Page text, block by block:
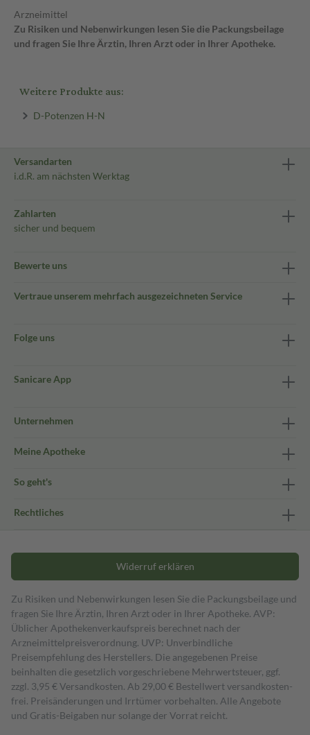
Arzneimittel
Zu Risiken und Nebenwirkungen lesen Sie die Packungsbeilage
und fragen Sie Ihre Ärztin, Ihren Arzt oder in Ihrer Apotheke.
Weitere Produkte aus:
D-Potenzen H-N
Versandarten
i.d.R. am nächsten Werktag
Zahlarten
sicher und bequem
Bewerte uns
Vertraue unserem mehrfach ausgezeichneten Service
Folge uns
Sanicare App
Unternehmen
Meine Apotheke
So geht's
Rechtliches
Widerruf erklären
Zu Risiken und Nebenwirkungen lesen Sie die Packungsbeilage und
fragen Sie Ihre Ärztin, Ihren Arzt oder in Ihrer Apotheke. AVP:
Üblicher Apothekenverkaufspreis berechnet nach der
Arzneimittelpreisverordnung. UVP: Unverbindliche
Preisempfehlung des Herstellers. Die angegebenen Preise
beinhalten die gesetzlich vorgeschriebene Mehrwertsteuer, ggf.
zzgl. 3,95 € Versandkosten. Ab 29,00 € Bestell­wert versand­kosten­
frei. Preisänderungen und Irrtümer vorbehalten. Alle Angebote
und Gratis-Beigaben nur solange der Vorrat reicht.